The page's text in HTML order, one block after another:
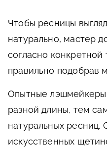
Чтобы ресницы
натурально, мастер
согласно
правильно подобрав
Опытные лэшмейкеры
разной длины, тем
натуральных ресниц.
искусственных